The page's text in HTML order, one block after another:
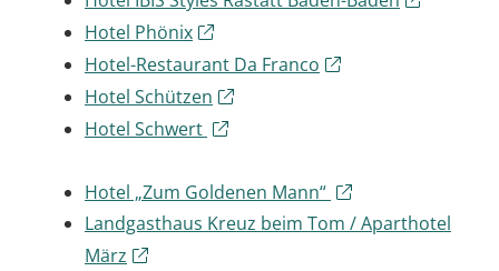
Hotel Phönix
Hotel-Restaurant Da Franco
Hotel Schützen
Hotel Schwert
Hotel „Zum Goldenen Mann“
Landgasthaus Kreuz beim Tom / Aparthotel
März